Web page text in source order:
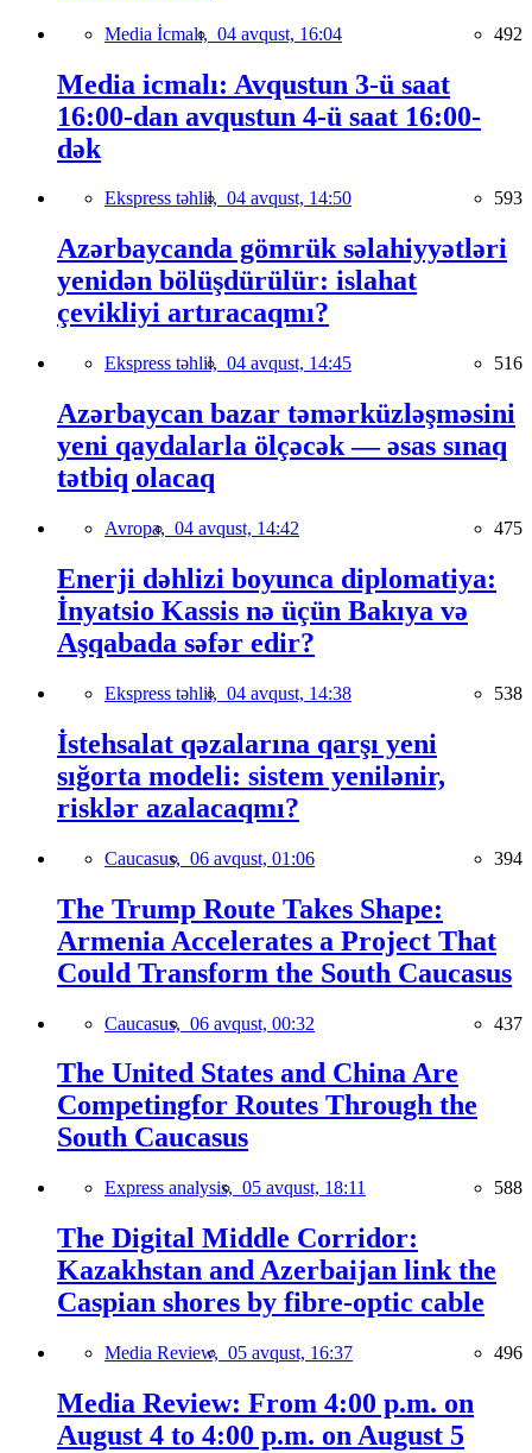
Media İcmalı, 04 avqust, 16:04 492
Media icmalı: Avqustun 3-ü saat
16:00-dan avqustun 4-ü saat 16:00-
dək
Ekspress təhlil, 04 avqust, 14:50 593
Azərbaycanda gömrük səlahiyyətləri
yenidən bölüşdürülür: islahat
çevikliyi artıracaqmı?
Ekspress təhlil, 04 avqust, 14:45 516
Azərbaycan bazar təmərküzləşməsini
yeni qaydalarla ölçəcək — əsas sınaq
tətbiq olacaq
Avropa, 04 avqust, 14:42 475
Enerji dəhlizi boyunca diplomatiya:
İnyatsio Kassis nə üçün Bakıya və
Aşqabada səfər edir?
Ekspress təhlil, 04 avqust, 14:38 538
İstehsalat qəzalarına qarşı yeni
sığorta modeli: sistem yenilənir,
risklər azalacaqmı?
Caucasus, 06 avqust, 01:06 394
The Trump Route Takes Shape:
Armenia Accelerates a Project That
Could Transform the South Caucasus
Caucasus, 06 avqust, 00:32 437
The United States and China Are
Competingfor Routes Through the
South Caucasus
Express analysis, 05 avqust, 18:11 588
The Digital Middle Corridor:
Kazakhstan and Azerbaijan link the
Caspian shores by fibre-optic cable
Media Review, 05 avqust, 16:37 496
Media Review: From 4:00 p.m. on
August 4 to 4:00 p.m. on August 5